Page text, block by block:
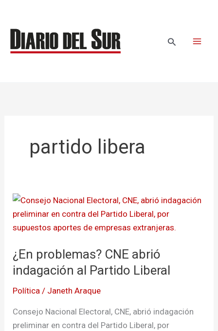
contenido
Buscar
partido libera
¿En problemas? CNE abrió
indagación al Partido Liberal
Política / Janeth Araque
Consejo Nacional Electoral, CNE, abrió indagación
preliminar en contra del Partido Liberal, por
¿En
problemas?
CNE
indagación
al
Liberal